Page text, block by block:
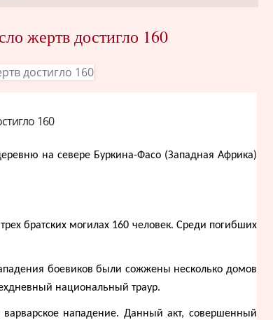
жертв достигло 160
160
на севере Буркина-Фасо (Западная Африка)
братских могилах 160 человек. Среди погибших
боевиков были сожжены несколько домов
национальный траур.
варварское нападение. Данный акт, совершенный